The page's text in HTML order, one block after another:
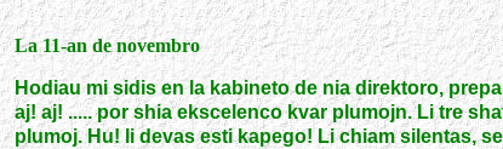
La 11-an de novembro
Hodiau mi sidis en la kabineto de nia direktoro,
aj! aj! ..... por shia ekscelenco kvar plumojn. Li tre
plumoj. Hu! li devas esti kapego! Li chiam silentas,